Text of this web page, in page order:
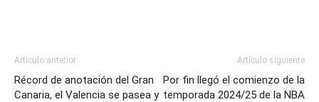
Artículo anterior
Récord de anotación del Gran
Canaria, el Valencia se pasea y
Artículo siguiente
Por fin llegó el comienzo de la
temporada 2024/25 de la NBA